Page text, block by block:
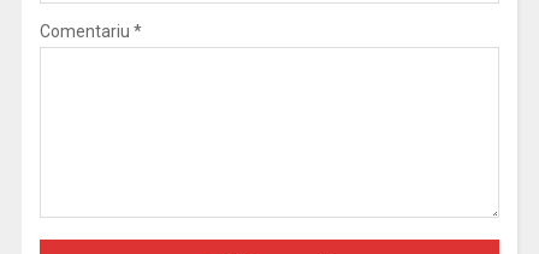
Comentariu *